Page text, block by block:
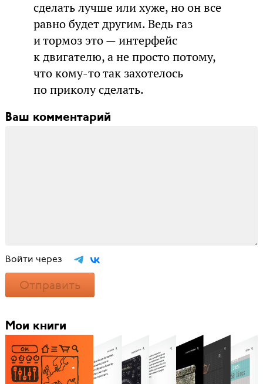
сделать лучше или хуже, но он все
равно будет другим. Ведь газ
и тормоз это — интерфейс
к двигателю, а не просто потому,
что кому-то так захотелось
по приколу сделать.
Ваш комментарий
Войти через
Отправить
Мои книги